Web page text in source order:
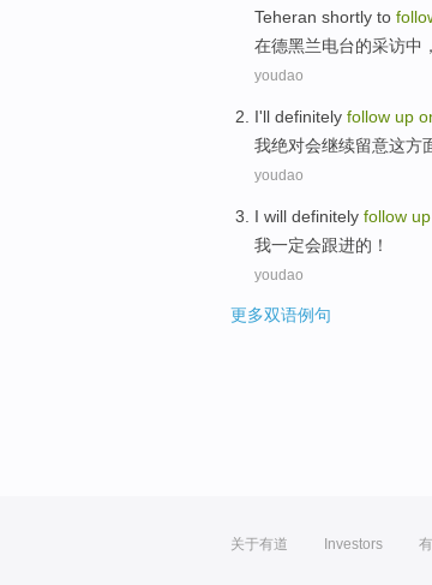
Teheran shortly to
在德黑兰电台的采访中，
youdao
I'll definitely follow up
我绝对会继续留意这方
youdao
I will definitely follow up
我一定会跟进的 ！
youdao
更多双语例句
关于有道 Investors